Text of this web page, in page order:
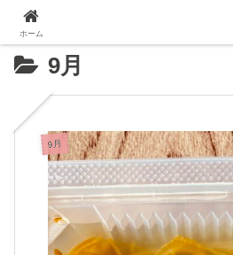
9月
9月
ホーム